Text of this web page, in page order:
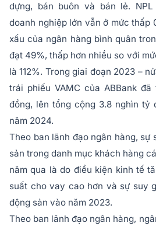
dựng, bán buôn và bán lẻ.
doanh nghiệp lớn vẫn ở mức thấp
xấu của ngân hàng bình quân
đạt 49%, thấp hơn nhiều so với
là 112%. Trong giai đoạn 2023 –
trái phiếu VAMC của ABBank đã
đồng, lên tổng cộng 3.8 nghìn tỷ
năm 2024.
Theo ban lãnh đạo ngân hàng, sự
sản trong danh mục khách hàng
năm qua là do điều kiện kinh tế
suất cho vay cao hơn và sự suy
động sản vào năm 2023.
Theo ban lãnh đạo ngân hàng,